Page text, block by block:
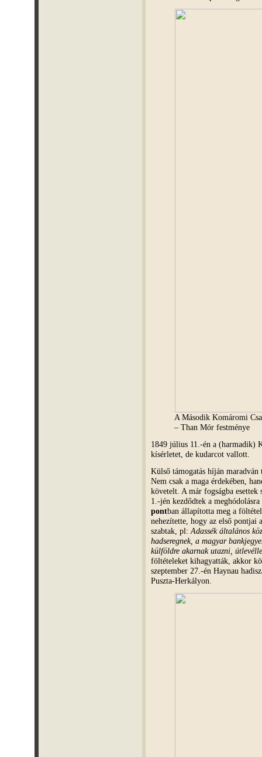
A Második Komáromi
– Than Mór festménye
1849 július 11.-én a (harmadik)
kísérletet, de kudarcot vallott.
Külső támogatás híján
Nem csak a maga érdekében,
követelt. A már fogságba esettek
1.-jén kezdődtek a
pontban állapította meg a
nehezítette, hogy az első pontjai
szabtak, pl:Adassék általános
hadseregnek, a magyar
külföldre akarnak utazni,
föltételeket kihagyatták, akkor
szeptember 27.-én Haynau
Puszta-Herkályon.